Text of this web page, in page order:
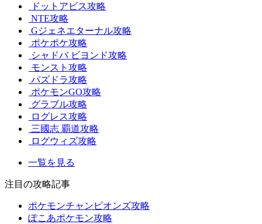
ドットアビス攻略
NTE攻略
Gジェネエターナル攻略
ポケポケ攻略
シャドバ ビヨンド攻略
モンスト攻略
パズドラ攻略
ポケモンGO攻略
グラブル攻略
ログレス攻略
三國志 覇道攻略
ログウィズ攻略
一覧を見る
注目の攻略記事
ポケモンチャンピオンズ攻略
ぽこあポケモン攻略